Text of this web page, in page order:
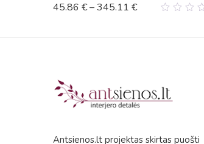
45.86 €–345.11 €
Antsienos.lt projektas skirtas puošti